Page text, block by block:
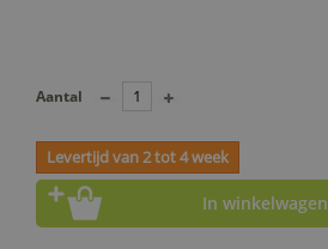
Aantal
Levertijd van 2 tot 4 week
In winkelwagen